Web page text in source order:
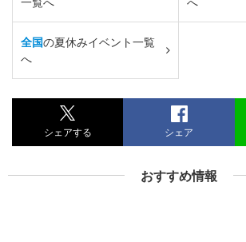
全国の夏休みイベント一覧
へ
シェアする シェア
おすすめ情報